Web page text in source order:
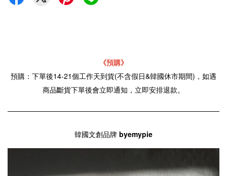
《預購》
預購：下單後14-21個工作天到貨(不含假日&韓國休市期間)，如遇
商品斷貨下單後會立即通知，立即安排退款。
韓國文創品牌 byemypie